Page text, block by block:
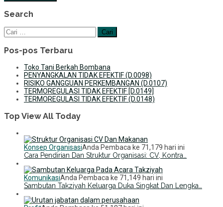
Search
Cari
untuk:
Pos-pos Terbaru
Toko Tani Berkah Bombana
PENYANGKALAN TIDAK EFEKTIF (D.0098)
RISIKO GANGGUAN PERKEMBANGAN (D.0107)
TERMOREGULASI TIDAK EFEKTIF [D.0149]
TERMOREGULASI TIDAK EFEKTIF (D.0148)
Top View All Today
Konsep OrganisasiAnda Pembaca ke 71,179 hari ini
Cara Pendirian Dan Struktur Organisasi: CV, Kontra…
KomunikasiAnda Pembaca ke 71,149 hari ini
Sambutan Takziyah Keluarga Duka Singkat Dan Lengka…